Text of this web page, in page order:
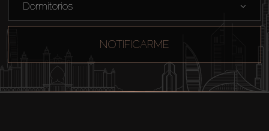
Sobre Plano
Dormitorios
NOTIFICARME